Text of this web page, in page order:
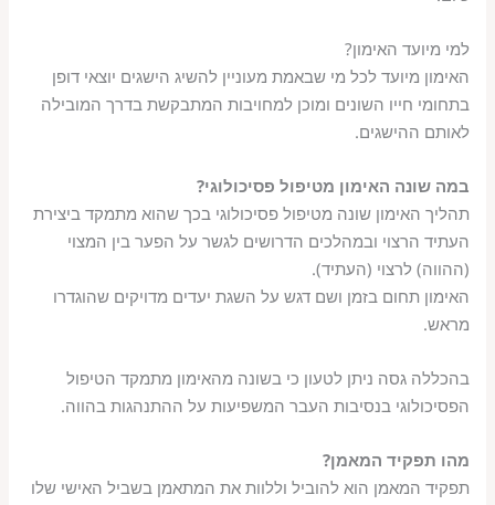
למי מיועד האימון?
האימון מיועד לכל מי שבאמת מעוניין להשיג הישגים יוצאי דופן
בתחומי חייו השונים ומוכן למחויבות המתבקשת בדרך המובילה
לאותם ההישגים.
במה שונה האימון מטיפול פסיכולוגי?
תהליך האימון שונה מטיפול פסיכולוגי בכך שהוא מתמקד ביצירת
העתיד הרצוי ובמהלכים הדרושים לגשר על הפער בין המצוי
(ההווה) לרצוי (העתיד).
האימון תחום בזמן ושם דגש על השגת יעדים מדויקים שהוגדרו
מראש.
בהכללה גסה ניתן לטעון כי בשונה מהאימון מתמקד הטיפול
הפסיכולוגי בנסיבות העבר המשפיעות על ההתנהגות בהווה.
מהו תפקיד המאמן?
תפקיד המאמן הוא להוביל וללוות את המתאמן בשביל האישי שלו